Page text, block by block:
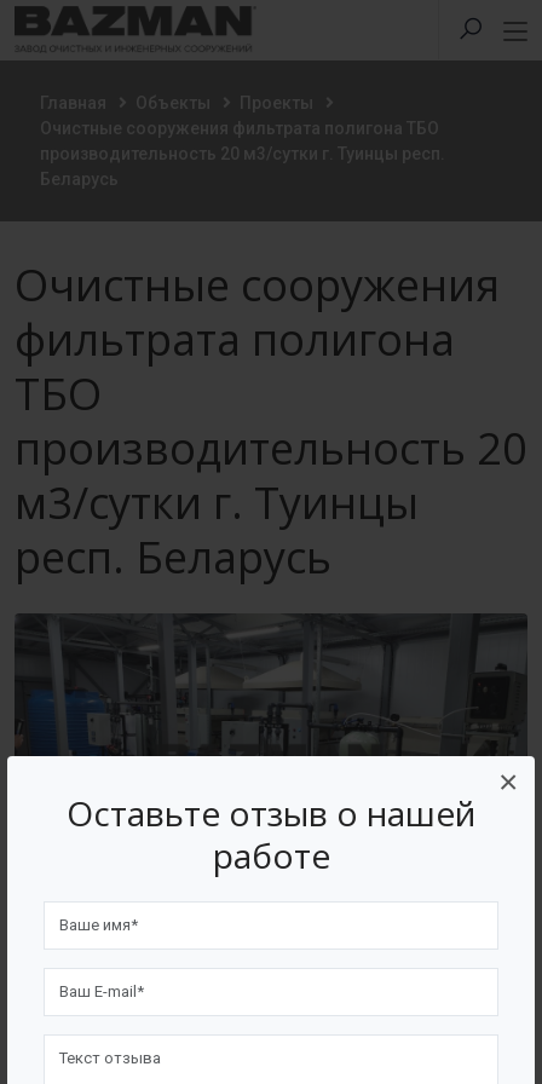
Оставьте отзыв о нашей
работе
×
Главная Объекты
Проекты
Очистные сооружения фильтрата полигона ТБО
производительность 20 м3/сутки г. Туинцы респ.
Беларусь
Очистные сооружения
фильтрата полигона
ТБО
производительность 20
м3/сутки г. Туинцы
респ. Беларусь
ВОЗВРАТ К СПИСКУ